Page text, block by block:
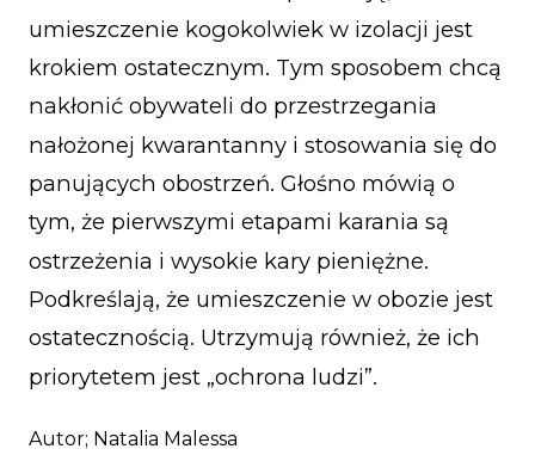
umieszczenie kogokolwiek w izolacji jest
krokiem ostatecznym. Tym sposobem chcą
nakłonić obywateli do przestrzegania
nałożonej kwarantanny i stosowania się do
panujących obostrzeń. Głośno mówią o
tym, że pierwszymi etapami karania są
ostrzeżenia i wysokie kary pieniężne.
Podkreślają, że umieszczenie w obozie jest
ostatecznością. Utrzymują również, że ich
priorytetem jest „ochrona ludzi”.
Autor; Natalia Malessa